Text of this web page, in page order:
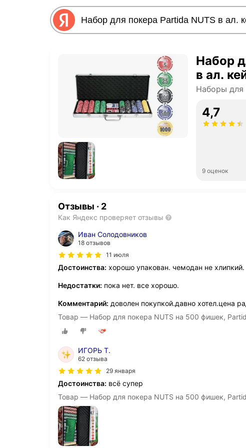
Набор
в ал.
Наборы для
4,7
9 оценок
Отзывы · 2
Как Яндекс проверяет отзывы
Иван Солодовников
18 отзывов
11 июля
Достоинства: хорошо упакован. чемодан не хлипкий.
Недостатки: пока нет. все хорошо.
Комментарий: доволен покупкой.давно хотел.цена
Товар — Набор для покера NUTS на 500 фишек,
ИГОРЬ Т.
62 отзыва
29 января
Достоинства: всё супер
Товар — Набор для покера NUTS на 500 фишек,